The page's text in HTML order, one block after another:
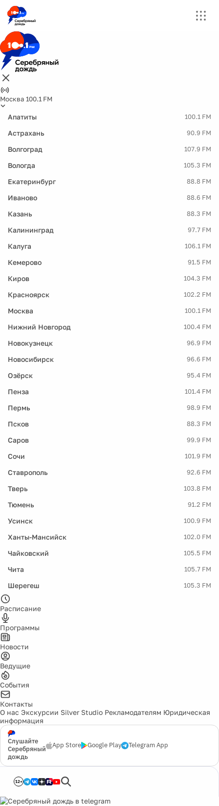
Москва 100.1 FM
Апатиты 100.1 FM
Астрахань 90.9 FM
Волгоград 107.9 FM
Вологда 105.3 FM
Екатеринбург 88.8 FM
Иваново 88.6 FM
Казань 88.3 FM
Калининград 97.7 FM
Калуга 106.1 FM
Кемерово 91.5 FM
Киров 104.3 FM
Красноярск 102.2 FM
Москва 100.1 FM
Нижний Новгород 100.4 FM
Новокузнецк 96.9 FM
Новосибирск 96.6 FM
Озёрск 95.4 FM
Пенза 101.4 FM
Пермь 98.9 FM
Псков 88.3 FM
Саров 99.9 FM
Сочи 101.9 FM
Ставрополь 92.6 FM
Тверь 103.8 FM
Тюмень 91.2 FM
Усинск 100.9 FM
Ханты-Мансийск 102.0 FM
Чайковский 105.5 FM
Чита 105.7 FM
Шерегеш 105.3 FM
Расписание
Программы
Новости
Ведущие
События
Контакты
О нас Экскурсии Silver Studio Рекламодателям Юридическая
информация
Слушайте
Серебряный
дождь
App Store Google Play Telegram App
12+